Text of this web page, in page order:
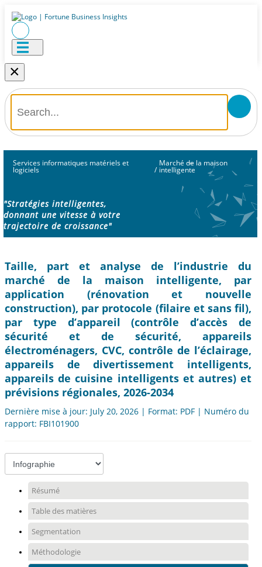
×
Services informatiques matériels et
logiciels /
Marché de la maison
intelligente
"Stratégies intelligentes,
donnant une vitesse à votre
trajectoire de croissance"
Taille, part et analyse de l’industrie du
marché de la maison intelligente, par
application (rénovation et nouvelle
construction), par protocole (filaire et sans fil),
par type d’appareil (contrôle d’accès de
sécurité et de sécurité, appareils
électroménagers, CVC, contrôle de l’éclairage,
appareils de divertissement intelligents,
appareils de cuisine intelligents et autres) et
prévisions régionales, 2026-2034
Dernière mise à jour: July 20, 2026 | Format: PDF | Numéro du
rapport: FBI101900
Résumé
Table des matières
Segmentation
Méthodologie